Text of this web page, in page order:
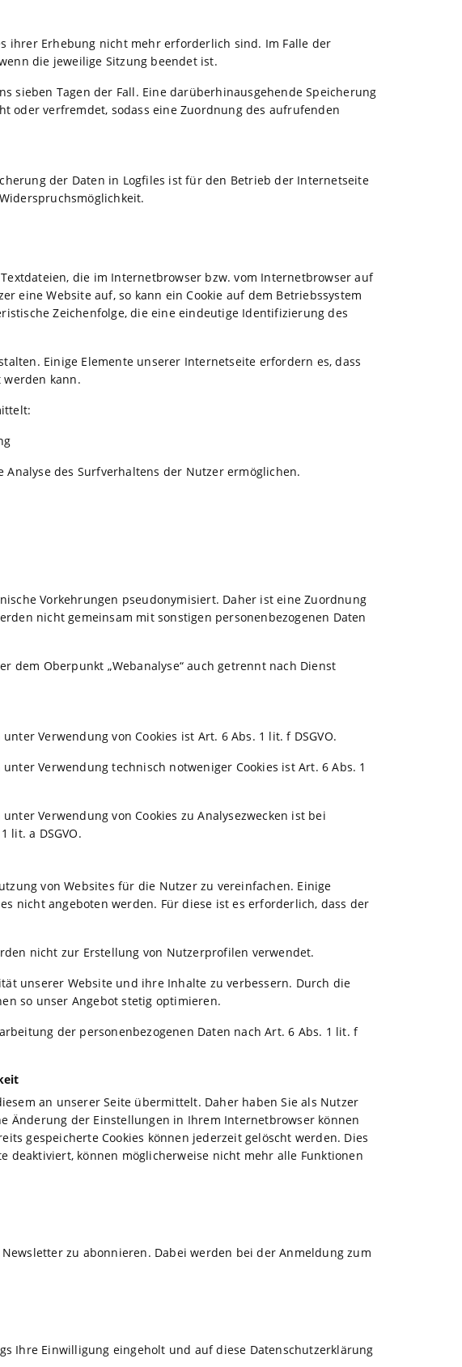
ihrer Erhebung nicht mehr erforderlich sind. Im Falle der
die jeweilige Sitzung beendet ist.
sieben Tagen der Fall. Eine darüberhinausgehende Speicherung
oder verfremdet, sodass eine Zuordnung des aufrufenden
der Daten in Logfiles ist für den Betrieb der Internetseite
die im Internetbrowser bzw. vom Internetbrowser auf
eine Website auf, so kann ein Cookie auf dem Betriebssystem
Zeichenfolge, die eine eindeutige Identifizierung des
Einige Elemente unserer Internetseite erfordern es, dass
kann.
des Surfverhaltens der Nutzer ermöglichen.
Vorkehrungen pseudonymisiert. Daher ist eine Zuordnung
nicht gemeinsam mit sonstigen personenbezogenen Daten
dem Oberpunkt „Webanalyse“ auch getrennt nach Dienst
Verwendung von Cookies ist Art. 6 Abs. 1 lit. f DSGVO.
Verwendung technisch notweniger Cookies ist Art. 6 Abs. 1
Verwendung von Cookies zu Analysezwecken ist bei
lit. a DSGVO.
von Websites für die Nutzer zu vereinfachen. Einige
nicht angeboten werden. Für diese ist es erforderlich, dass der
nicht zur Erstellung von Nutzerprofilen verwendet.
unserer Website und ihre Inhalte zu verbessern. Durch die
so unser Angebot stetig optimieren.
der personenbezogenen Daten nach Art. 6 Abs. 1 lit. f
an unserer Seite übermittelt. Daher haben Sie als Nutzer
Änderung der Einstellungen in Ihrem Internetbrowser können
gespeicherte Cookies können jederzeit gelöscht werden. Dies
deaktiviert, können möglicherweise nicht mehr alle Funktionen
zu abonnieren. Dabei werden bei der Anmeldung zum
Ihre Einwilligung eingeholt und auf diese Datenschutzerklärung